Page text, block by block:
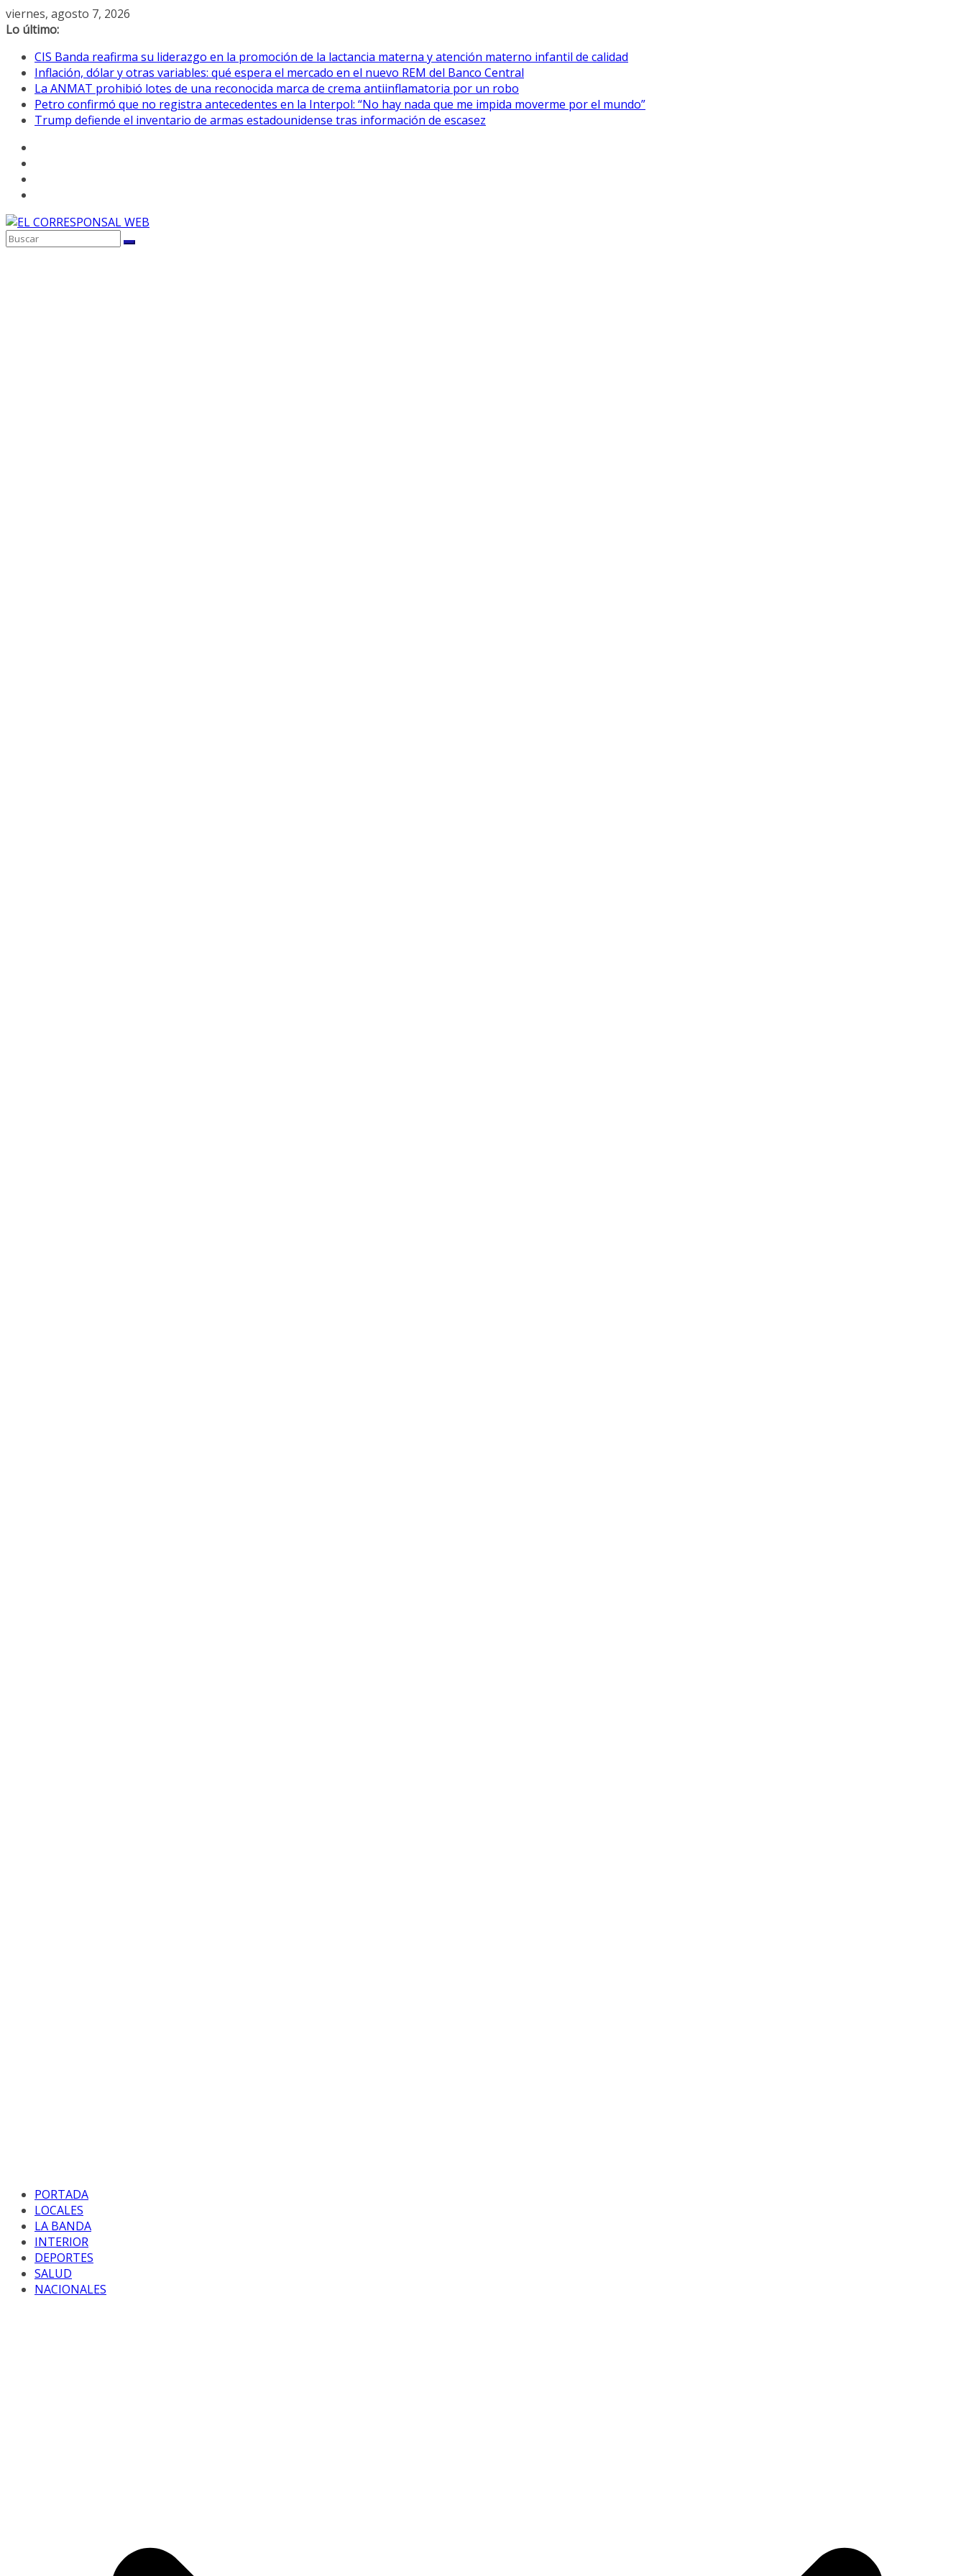
Saltar
al
viernes, agosto 7, 2026
Lo último:
CIS Banda reafirma su liderazgo en la promoción de la lactancia materna y atención materno infantil de calidad
Inflación, dólar y otras variables: qué espera el mercado en el nuevo REM del Banco Central
La ANMAT prohibió lotes de una reconocida marca de crema antiinflamatoria por un robo
Petro confirmó que no registra antecedentes en la Interpol: “No hay nada que me impida moverme por el mundo”
Trump defiende el inventario de armas estadounidense tras información de escasez
PORTADA
LOCALES
LA BANDA
INTERIOR
DEPORTES
SALUD
NACIONALES